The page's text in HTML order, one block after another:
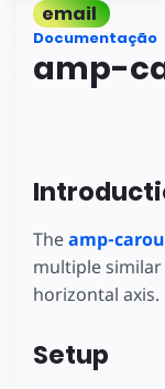
email
Documentação
amp-
Theamp-
multiple
horizontal axis.
Setup